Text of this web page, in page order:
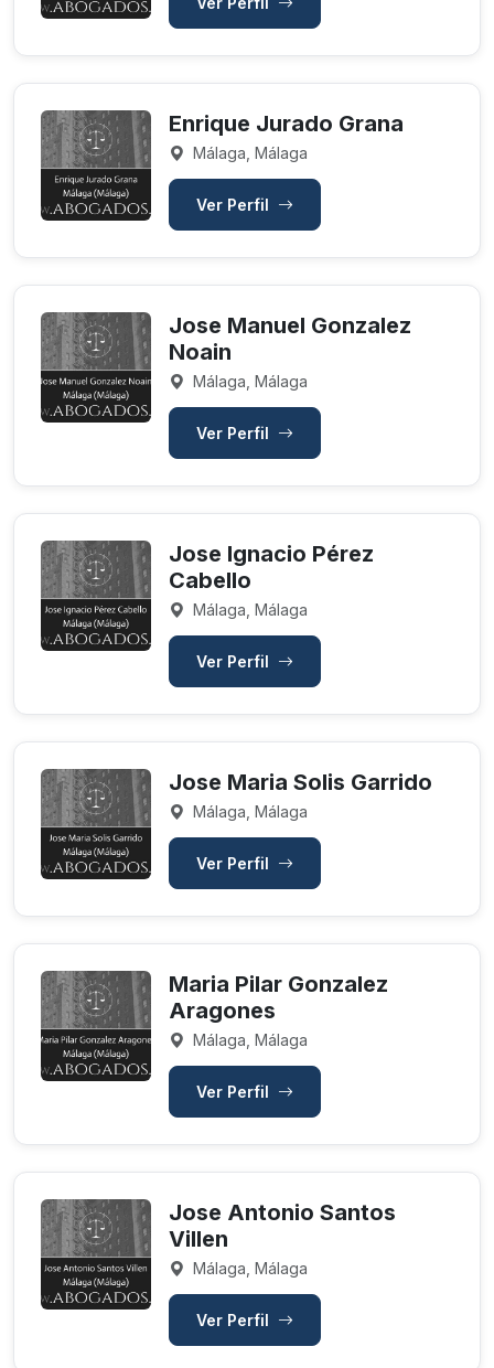
Enrique Jurado Grana
Málaga, Málaga
Ver Perfil
Jose Manuel Gonzalez
Noain
Málaga, Málaga
Ver Perfil
Jose Ignacio Pérez
Cabello
Málaga, Málaga
Ver Perfil
Jose Maria Solis Garrido
Málaga, Málaga
Ver Perfil
Maria Pilar Gonzalez
Aragones
Málaga, Málaga
Ver Perfil
Jose Antonio Santos
Villen
Málaga, Málaga
Ver Perfil